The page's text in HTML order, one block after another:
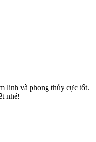
linh và phong thủy cực tốt.
nhé!